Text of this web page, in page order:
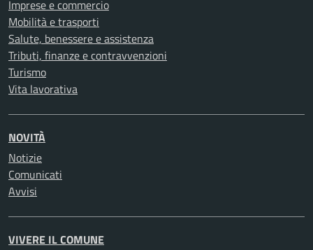
Imprese e commercio
Mobilità e trasporti
Salute, benessere e assistenza
Tributi, finanze e contravvenzioni
Turismo
Vita lavorativa
NOVITÀ
Notizie
Comunicati
Avvisi
VIVERE IL COMUNE